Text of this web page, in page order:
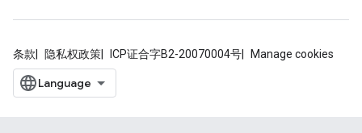
条款 隐私权政策 ICP证合字B2-20070004号 Manage cookies